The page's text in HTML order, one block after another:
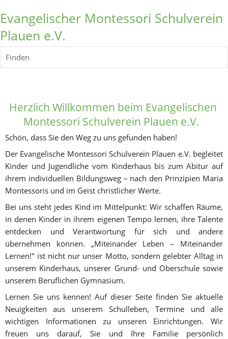
Evangelischer Montessori Schulverein
Plauen e.V.
Finden
Herzlich Willkommen beim Evangelischen
Montessori Schulverein Plauen e.V.
Schön, dass Sie den Weg zu uns gefunden haben!
Der Evangelische Montessori Schulverein Plauen e.V. begleitet
Kinder und Jugendliche vom Kinderhaus bis zum Abitur auf
ihrem individuellen Bildungsweg – nach den Prinzipien Maria
Montessoris und im Geist christlicher Werte.
Bei uns steht jedes Kind im Mittelpunkt: Wir schaffen Räume,
in denen Kinder in ihrem eigenen Tempo lernen, ihre Talente
entdecken und Verantwortung für sich und andere
übernehmen können. „Miteinander Leben – Miteinander
Lernen!" ist nicht nur unser Motto, sondern gelebter Alltag in
unserem Kinderhaus, unserer Grund- und Oberschule sowie
unserem Beruflichen Gymnasium.
Lernen Sie uns kennen! Auf dieser Seite finden Sie aktuelle
Neuigkeiten aus unserem Schulleben, Termine und alle
wichtigen Informationen zu unseren Einrichtungen. Wir
freuen uns darauf, Sie und Ihre Familie persönlich